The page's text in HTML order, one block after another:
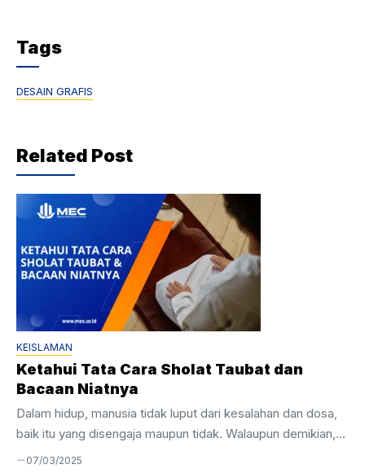
Tags
DESAIN GRAFIS
Related Post
KEISLAMAN
Ketahui Tata Cara Sholat Taubat dan
Bacaan Niatnya
Dalam hidup, manusia tidak luput dari kesalahan dan dosa,
baik itu yang disengaja maupun tidak. Walaupun demikian,
Allah SWT selalu membuka pintu rahmat bagi umatnya
07/03/2025